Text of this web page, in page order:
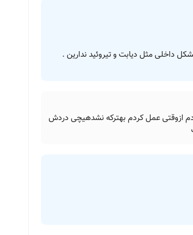
داخلی مثل دیابت و تیروئید ندارین‌ ‌.
ازوقتی عمل کردم بهترکه نشدهیچی دردش